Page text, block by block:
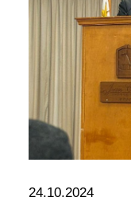
24.10.2024